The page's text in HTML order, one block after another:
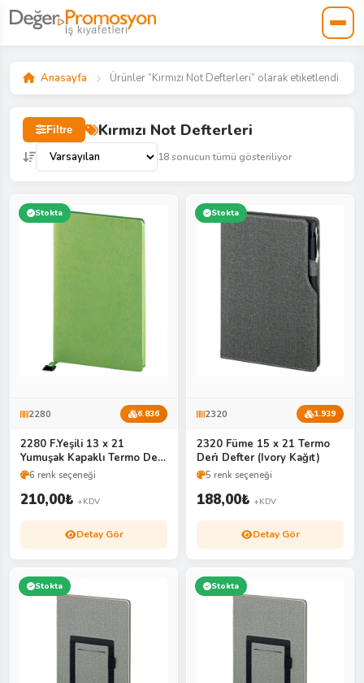
Anasayfa Ürünler “Kırmızı Not Defterleri” olarak etiketlendi
Filtre Kırmızı Not Defterleri
18 sonucun tümü gösteriliyor
Stokta
2280 6.836
2280 F.Yeşili 13 x 21
Yumuşak Kapaklı Termo Deri̇
Defter
6 renk seçeneği
210,00₺ +KDV
Detay Gör
Stokta
2320 1.939
2320 Füme 15 x 21 Termo
Deri̇ Defter (Ivory Kağıt)
5 renk seçeneği
188,00₺ +KDV
Detay Gör
Stokta Stokta